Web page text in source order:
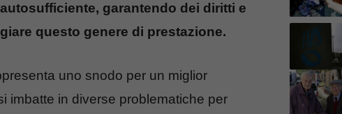
garantendo dei diritti e
questo genere di prestazione.
uno snodo per un miglior
imbatte in diverse problematiche per